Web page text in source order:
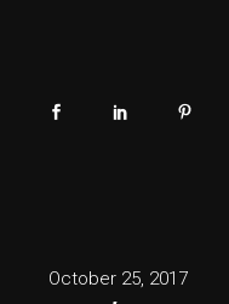
October 25, 2017